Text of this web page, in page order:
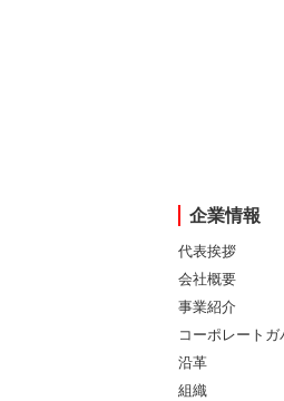
企業情報
代表挨拶
会社概要
事業紹介
コーポレートガ
沿革
組織